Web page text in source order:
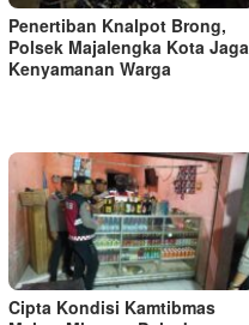
Penertiban Knalpot Brong,
Polsek Majalengka Kota Jaga
Kenyamanan Warga
Cipta Kondisi Kamtibmas